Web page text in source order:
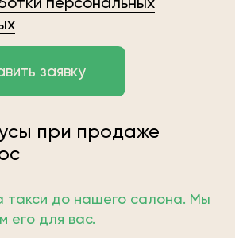
при продаже
такси до нашего салона. Мы
его для вас.